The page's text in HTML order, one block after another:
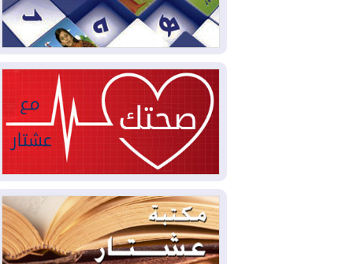
2026-08-04سومو: إنتاج النفط في إقليم
كوردستان انخفض إلى أقل من 10%
2026-08-04ملفات حقبة الكاظمي تعود إلى
الواجهة.. أنباء عن مراجعات قضائية
وتحقيقات أوسع في قضايا فساد
2026-08-04
بيترو يشكو تزوير الانتخابات
الرئاسية ويحذر من "حرب أهلية" في
كولومبيا
2026-08-03رئيس إقليم كوردستان في
دمشق في زيارة رسمية